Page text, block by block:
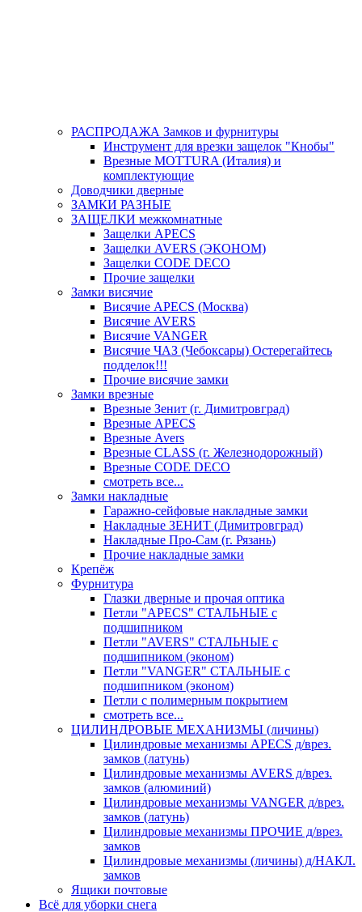
РАСПРОДАЖА Замков и фурнитуры
Инструмент для врезки защелок "Кнобы"
Врезные MOTTURA (Италия) и
комплектующие
Доводчики дверные
ЗАМКИ РАЗНЫЕ
ЗАЩЕЛКИ межкомнатные
Защелки APECS
Защелки AVERS (ЭКОНОМ)
Защелки CODE DECO
Прочие защелки
Замки висячие
Висячие APECS (Москва)
Висячие AVERS
Висячие VANGER
Висячие ЧАЗ (Чебоксары) Остерегайтесь
подделок!!!
Прочие висячие замки
Замки врезные
Врезные Зенит (г. Димитровград)
Врезные APECS
Врезные Avers
Врезные CLASS (г. Железнодорожный)
Врезные CODE DECO
смотреть все...
Замки накладные
Гаражно-сейфовые накладные замки
Накладные ЗЕНИТ (Димитровград)
Накладные Про-Сам (г. Рязань)
Прочие накладные замки
Крепёж
Фурнитура
Глазки дверные и прочая оптика
Петли "APECS" СТАЛЬНЫЕ с
подшипником
Петли "AVERS" СТАЛЬНЫЕ с
подшипником (эконом)
Петли "VANGER" СТАЛЬНЫЕ с
подшипником (эконом)
Петли с полимерным покрытием
смотреть все...
ЦИЛИНДРОВЫЕ МЕХАНИЗМЫ (личины)
Цилиндровые механизмы APECS д/врез.
замков (латунь)
Цилиндровые механизмы AVERS д/врез.
замков (алюминий)
Цилиндровые механизмы VANGER д/врез.
замков (латунь)
Цилиндровые механизмы ПРОЧИЕ д/врез.
замков
Цилиндровые механизмы (личины) д/НАКЛ.
замков
Ящики почтовые
Всё для уборки снега